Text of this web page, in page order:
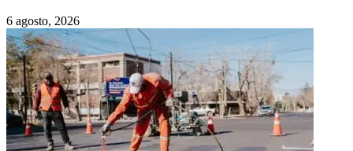
6 agosto, 2026